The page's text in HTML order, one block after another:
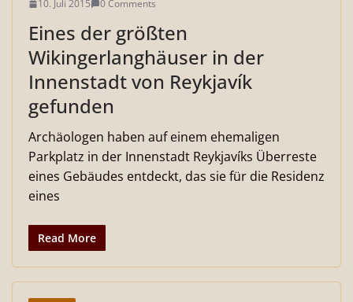
10. Juli 2015 0 Comments
Eines der größten
Wikingerlanghäuser in der
Innenstadt von Reykjavík
gefunden
Archäologen haben auf einem ehemaligen
Parkplatz in der Innenstadt Reykjavíks Überreste
eines Gebäudes entdeckt, das sie für die Residenz
eines
Read More